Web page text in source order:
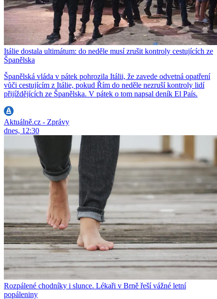
Itálie dostala ultimátum: do neděle musí zrušit kontroly cestujících ze
Španělska
Španělská vláda v pátek pohrozila Itálii, že zavede odvetná opatření
vůči cestujícím z Itálie, pokud Řím do neděle nezruší kontroly lidí
přijíždějících ze Španělska. V pátek o tom napsal deník El País.
Aktuálně.cz - Zprávy
dnes, 12:30
Rozpálené chodníky i slunce. Lékaři v Brně řeší vážné letní
popáleniny